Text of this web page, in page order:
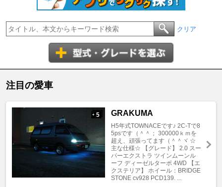
クリア
注目の愛車
+ 5 GRAKUMA
H5年式TOWNACEです♪ 2C-Tで8
5psです（＾＾； 300000ｋｍを
超え、頑張ってます（＾＾ヾ ☆
主な仕様☆ 【グレード】 2.0 スー
パーエクストラ ツインムーンル
ーフ ディーゼルターボ 4WD 【エ
クステリア】 ホイール：BRIDGE
STONE cv928 PCD139. ...